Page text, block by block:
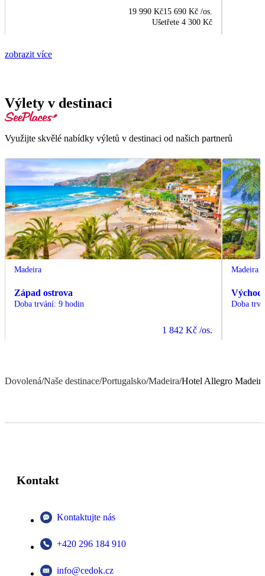
19 990 Kč15 690 Kč /os.
Ušetřete 4 300 Kč
zobrazit více
Výlety v destinaci
Využijte skvělé nabídky výletů v destinaci od našich partnerů
Madeira
Západ ostrova
Doba trvání: 9 hodin
1 842 Kč /os.
Madeira
Východ
Doba
Dovolená/Naše destinace/Portugalsko/Madeira/Hotel Allegro Madeira
Kontakt
Kontaktujte nás
+420 296 184 910
info@cedok.cz